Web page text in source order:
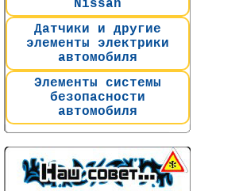
Nissan
Датчики и другие
элементы электрики
автомобиля
Элементы системы
безопасности
автомобиля